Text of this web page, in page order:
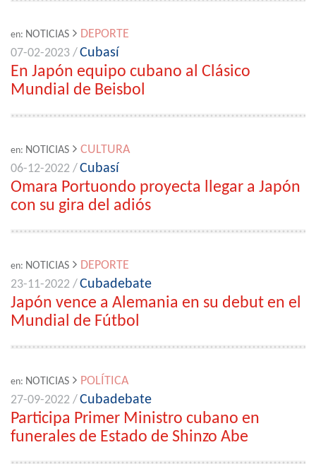
en: NOTICIAS
DEPORTE
07-02-2023 /Cubasí
En Japón equipo cubano al Clásico
Mundial de Beisbol
en: NOTICIAS
CULTURA
06-12-2022 /Cubasí
Omara Portuondo proyecta llegar a Japón
con su gira del adiós
en: NOTICIAS
DEPORTE
23-11-2022 /Cubadebate
Japón vence a Alemania en su debut en el
Mundial de Fútbol
en: NOTICIAS
POLÍTICA
27-09-2022 /Cubadebate
Participa Primer Ministro cubano en
funerales de Estado de Shinzo Abe